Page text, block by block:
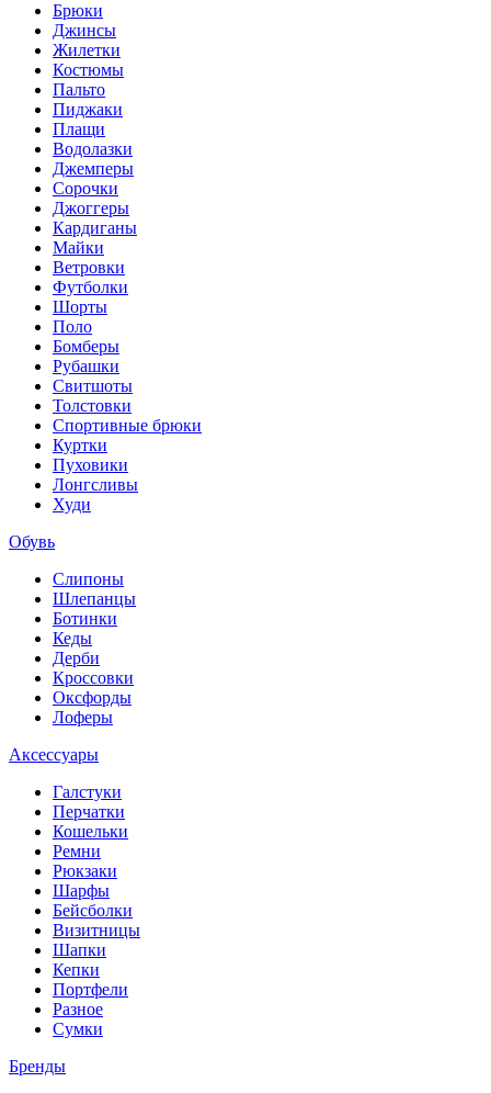
Брюки
Джинсы
Жилетки
Костюмы
Пальто
Пиджаки
Плащи
Водолазки
Джемперы
Сорочки
Джоггеры
Кардиганы
Майки
Ветровки
Футболки
Шорты
Поло
Бомберы
Рубашки
Свитшоты
Толстовки
Спортивные брюки
Куртки
Пуховики
Лонгсливы
Худи
Обувь
Слипоны
Шлепанцы
Ботинки
Кеды
Дерби
Кроссовки
Оксфорды
Лоферы
Аксессуары
Галстуки
Перчатки
Кошельки
Ремни
Рюкзаки
Шарфы
Бейсболки
Визитницы
Шапки
Кепки
Портфели
Разное
Сумки
Бренды